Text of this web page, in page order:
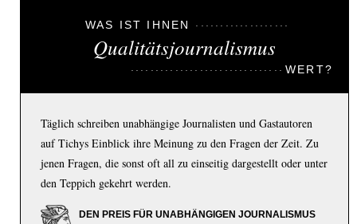
WAS IST IHNEN
Qualitätsjournalismus
WERT?
Täglich schreiben unabhängige Journalisten und Gastautoren
auf Tichys Einblick ihre Meinung zu den Fragen der Zeit. Zu
jenen Fragen, die sonst oft all zu einseitig dargestellt oder unter
den Teppich gekehrt werden.
DEN PREIS FÜR UNABHÄNGIGEN JOURNALISMUS